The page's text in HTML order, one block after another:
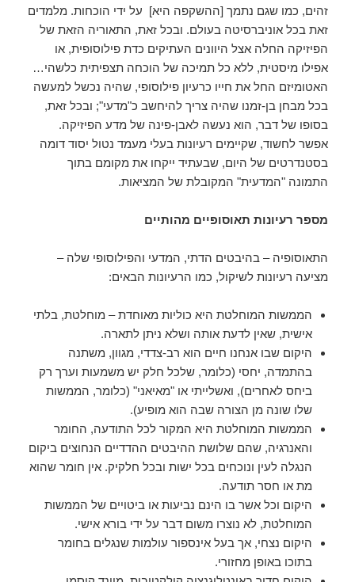
זהים, כמו שגם נתמך [ההשקפה היא] על ידי הוכחות. מלמדים
זאת בכל אוניברסיטה בעולם. ובכל זאת, התאוריה הזאת של
הפיזיקה החלה אצל היוונים העתיקים כדת פילוסופית, או
אפילו מיסטית, ללא כל תמיכה של הוכחה תצפיתית כלשהי…
האטומיזם החל את חייו כרעיון פילוסופי, שהיה נכשל למעשה
בכל מבחן בן-זמנו שהיה צריך להיחשב כ"מדעי"; ובכל זאת,
בסופו של דבר, הוא נעשה לאבן-פינה של מדע הפיזיקה.
אפשר לחשוד, שקיימים רעיונות בעלי מעמד נטול יסוד דומה
בסטנדרטים של היום, שבעתיד ייקחו את מקומם בתוך
התמונה "המדעית" המקובלת של המציאות.
מספר רעיונות תאוסופיים מהותיים
התאוסופיה – בהיבטים הדתי, המדעי והפילוסופי שלה –
מציעה רעיונות לשיקול, כמו הרעיונות הבאים:
הממשות המוחלטת היא כוליות מאוחדת – מוחלטת, בלתי
אישית, שאין לדעת אותה ושלא ניתן לתארה.
היקום שבו אנחנו חיים הוא רב-צדדי, מגוון, משתנה
בהתמדה, יחסי (כלומר, שלכל חלק יש משמעות וערך רק
ביחס לאחרים), ואשלייתי או "מאיאני" (כלומר, הממשות
שלו שונה מן הצורה שבה הוא מופיע).
הממשות המוחלטת היא המקור לכל התודעה, החומר
והאנרגיה, שהם שלושת ההיבטים ההדדיים הנחוצים ביקום
הנגלה לעין ונוכחים בכל ישות ובכל חלקיק. אין חומר שהוא
מת או חסר תודעה.
היקום וכל אשר בו הינם נביעות או ביטויים של הממשות
המוחלטת, לא נוצרו משום דבר על ידי בורא אישי.
היקום נצחי, אך בעל אינספור עולמות שנגלים בחומר
בתוכו באופן מחזורי.